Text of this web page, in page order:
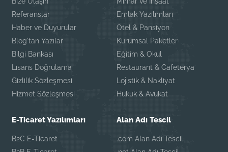
Referanslar
Haber ve Duyurular
Blog'tan Yazılar
Bilgi Bankası
Lisans Doğrulama
Gizlilik Sözleşmesi
Hizmet Sözleşmesi
Emlak Yazılımları
Otel & Pansiyon
Kurumsal Paketler
Eğitim & Okul
Restaurant & Cafeterya
Lojistik & Nakliyat
Hukuk & Avukat
E-Ticaret Yazılımları
B2C E-Ticaret
Alan Adı Tescil
.com Alan Adı Tescil